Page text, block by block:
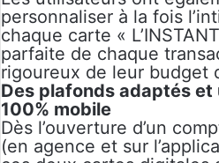
personnaliser à la fois
chaque carte «
parfaite de chaque
rigoureux de leur budget
Des plafonds adaptés et
100% mobile
Dès l’ouverture d’un
(en agence et sur